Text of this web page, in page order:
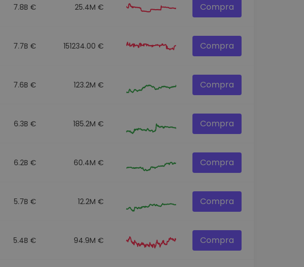
7.8B € 25.4M € Compra
7.7B € 151234.00 € Compra
7.6B € 123.2M € Compra
6.3B € 185.2M € Compra
6.2B € 60.4M € Compra
5.7B € 12.2M € Compra
5.4B € 94.9M € Compra